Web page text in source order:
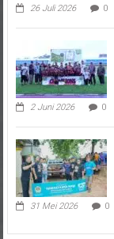
2 Juni 2026 0
31 Mei 2026 0